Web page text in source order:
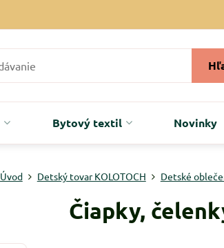
Bytový textil Novinky
Úvod Detský tovar KOLOTOCH Detské
Čiapky,